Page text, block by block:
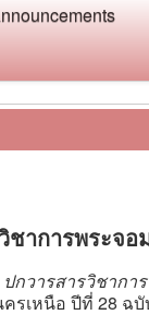
าการพระจอ
ปกวารสารวิชากา
รเหนือ ปีที่ 28 ฉบั